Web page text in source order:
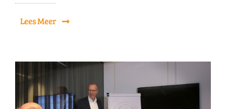
Lees Meer